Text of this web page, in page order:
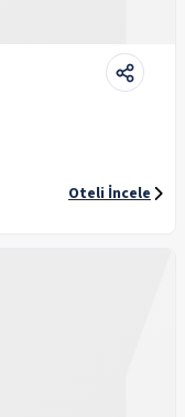
Oteli İncele